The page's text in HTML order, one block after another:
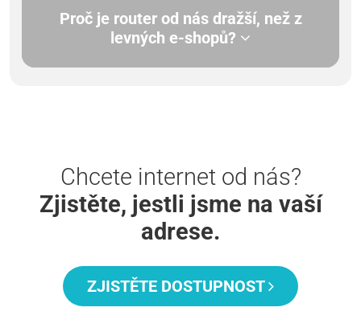
Proč je router od nás dražší, než z
levných e-shopů?
Chcete internet od nás?
Zjistěte, jestli jsme na vaší
adrese.
ZJISTĚTE DOSTUPNOST